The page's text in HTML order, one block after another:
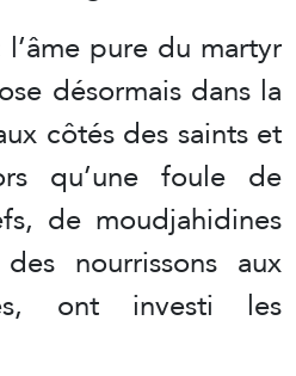
pure du martyr
désormais dans la
côtés des saints et
qu’une foule de
de moudjahidines
nourrissons aux
ont investi les